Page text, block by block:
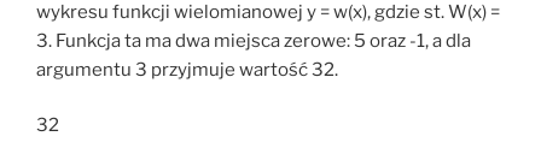
wykresu funkcji wielomianowej y = w(x), gdzie st. W(x) =
3. Funkcja ta ma dwa miejsca zerowe: 5 oraz -1, a dla
argumentu 3 przyjmuje wartość 32.
32